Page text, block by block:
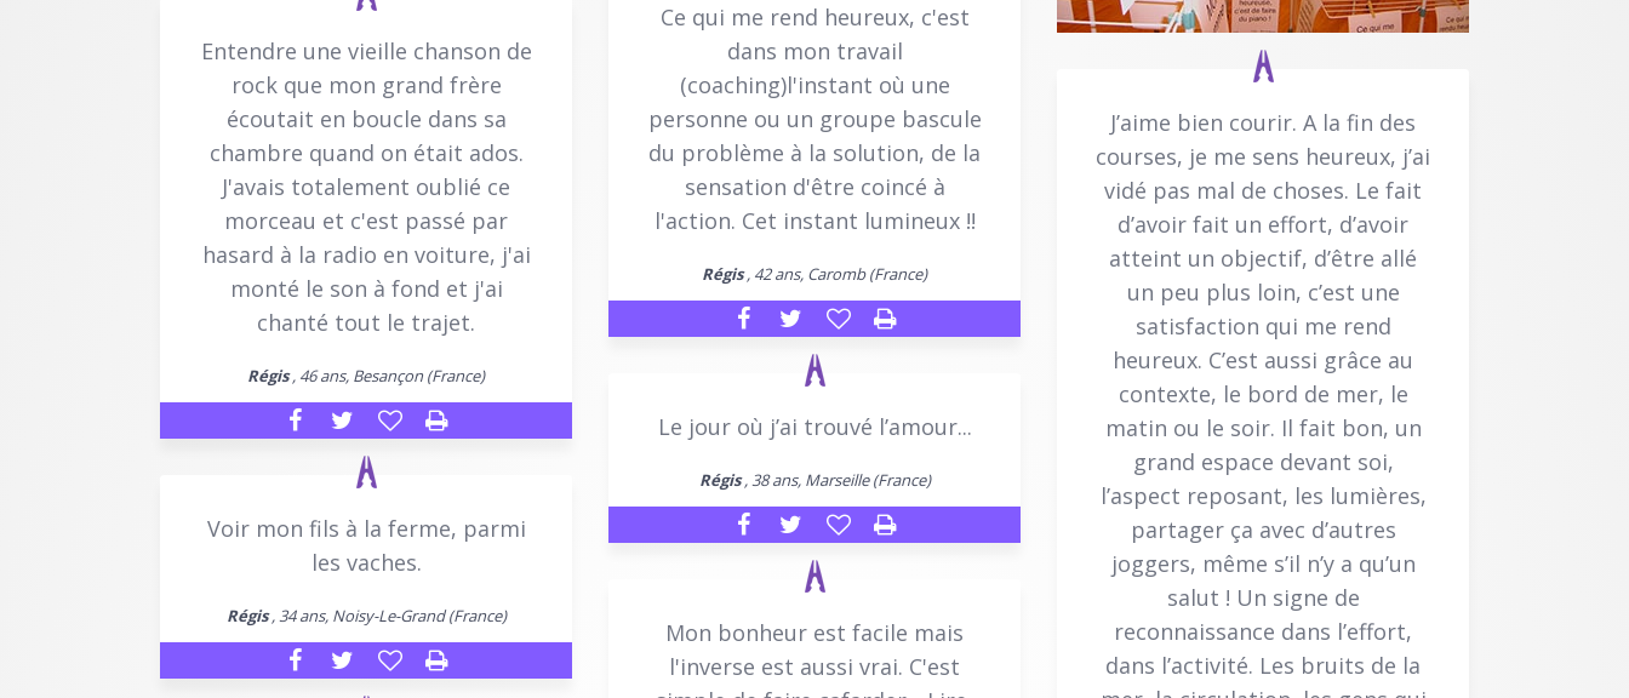
Ce qui me rend heureux, c'est
dans mon travail
(coaching)l'instant où une
personne ou un groupe bascule
du problème à la solution, de la
sensation d'être coincé à
l'action. Cet instant lumineux !!
Régis, 42 ans, Caromb (France)
Entendre une vieille chanson de
rock que mon grand frère
écoutait en boucle dans sa
chambre quand on était ados.
J'avais totalement oublié ce
morceau et c'est passé par
hasard à la radio en voiture, j'ai
monté le son à fond et j'ai
chanté tout le trajet.
Régis, 46 ans, Besançon (France)
J’aime bien courir. A la fin des
courses, je me sens heureux, j’ai
vidé pas mal de choses. Le fait
d’avoir fait un effort, d’avoir
atteint un objectif, d’être allé
un peu plus loin, c’est une
satisfaction qui me rend
heureux. C’est aussi grâce au
contexte, le bord de mer, le
matin ou le soir. Il fait bon, un
grand espace devant soi,
l’aspect reposant, les lumières,
partager ça avec d’autres
joggers, même s’il n’y a qu’un
salut ! Un signe de
reconnaissance dans l’effort,
dans l’activité. Les bruits de la
Le jour où j’ai trouvé l’amour...
Régis, 38 ans, Marseille (France)
Voir mon fils à la ferme, parmi
les vaches.
Régis, 34 ans, Noisy-Le-Grand (France)
Mon bonheur est facile mais
l'inverse est aussi vrai. C'est